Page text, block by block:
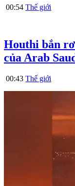
00:54 Thế giới
Houthi bắn
của Arab
00:43 Thế giới